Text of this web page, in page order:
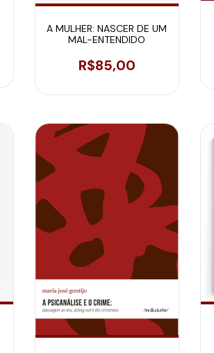
A MULHER: NASCER DE UM
MAL-ENTENDIDO
R$85,00